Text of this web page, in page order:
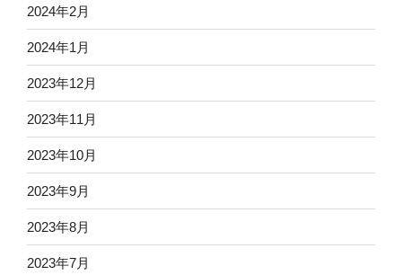
2024年2月
2024年1月
2023年12月
2023年11月
2023年10月
2023年9月
2023年8月
2023年7月